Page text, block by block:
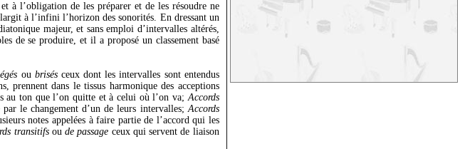
à l’obligation de les préparer et de les résoudre ne
à l’infini l’horizon des sonorités. En dressant un
majeur, et sans emploi d’intervalles altérés,
de se produire, et il a proposé un classement basé
ou brisésceux dont les intervalles sont entendus
prennent dans le tissus harmonique des acceptions
au ton que l’on quitte et à celui où l’on va;Accords
le changement d’un de leurs intervalles;Accords
notes appelées à faire partie de l’accord qui les
transitifsoude passage ceux qui servent de liaison